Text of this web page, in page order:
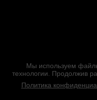
Мы используем
технологии. Продолжив
Политика